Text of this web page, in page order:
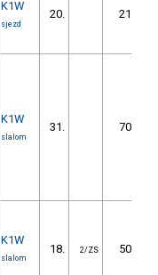
K1W
sjezd
20. 21.50
K1W
slalom
31. 70.25
K1W
slalom
18. 2/ZS 50.40